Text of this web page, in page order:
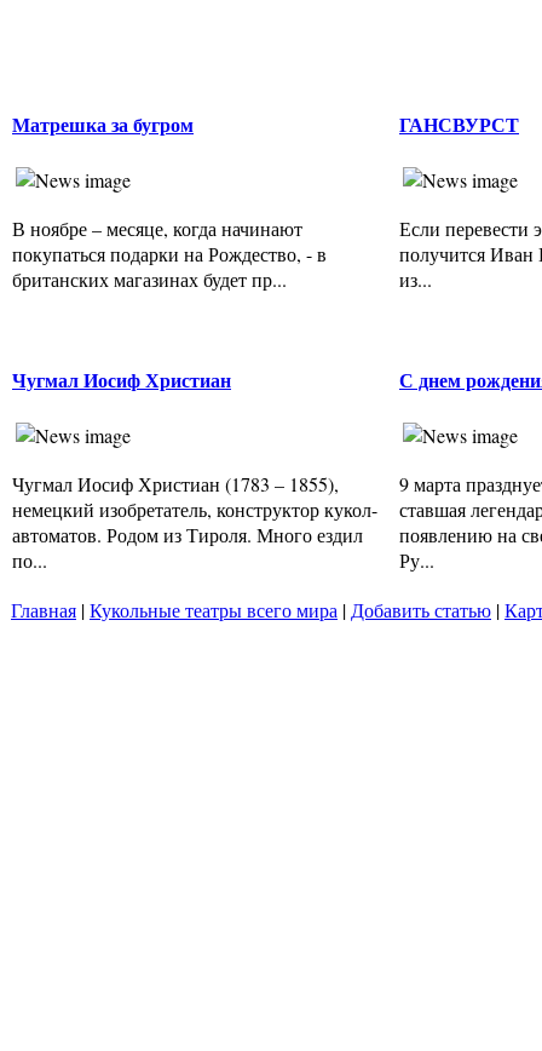
Матрешка за бугром
В ноябре – месяце, когда начинают
покупаться подарки на Рождество, - в
британских магазинах будет пр...
ГАНСВУРСТ
Если перевести
получится Иван
из...
Чугмал Иосиф Христиан
Чугмал Иосиф Христиан (1783 – 1855),
немецкий изобретатель, конструктор кукол-
автоматов. Родом из Тироля. Много ездил
по...
С днем
9 марта
ставшая
появлению на
Ру...
Главная |Кукольные театры всего мира | Добавить статью |